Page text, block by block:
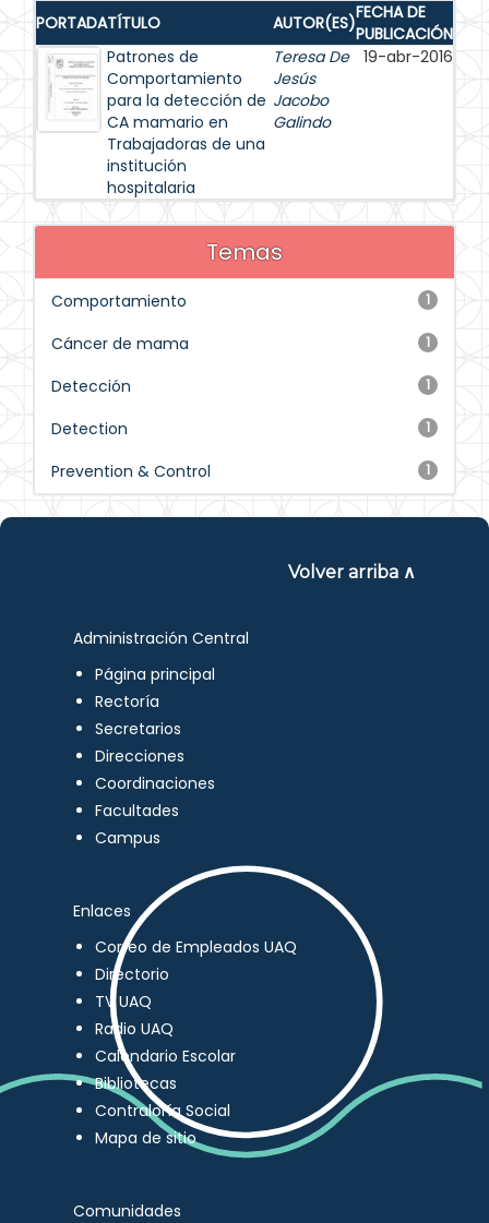
PORTADATÍTULO AUTOR(ES)FECHA DE
PUBLICACIÓN
Patrones de
Comportamiento
para la detección de
CA mamario en
Trabajadoras de una
institución
hospitalaria
Teresa De
Jesús
Jacobo
Galindo
19-abr-2016
Temas
1
Comportamiento
1
Cáncer de mama
1
Detección
1
Detection
1
Prevention & Control
Volver arriba ∧
Administración Central
Página principal
Rectoría
Secretarios
Direcciones
Coordinaciones
Facultades
Campus
Enlaces
Correo de Empleados UAQ
Directorio
TV UAQ
Radio UAQ
Calendario Escolar
Bibliotecas
Contraloría Social
Mapa de sitio
Comunidades